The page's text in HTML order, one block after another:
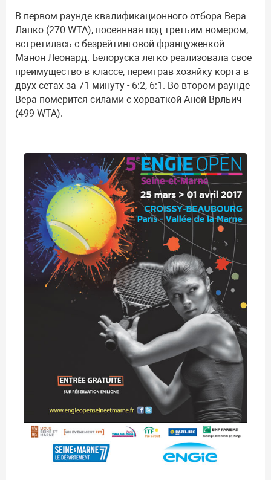
В первом раунде квалификационного отбора Вера
Лапко (270 WTA), посеянная под третьим номером,
встретилась с безрейтинговой француженкой
Манон Леонард. Белоруска легко реализовала свое
преимущество в классе, переиграв хозяйку корта в
двух сетах за 71 минуту - 6:2, 6:1. Во втором раунде
Вера померится силами с хорваткой Аной Врльич
(499 WTA).